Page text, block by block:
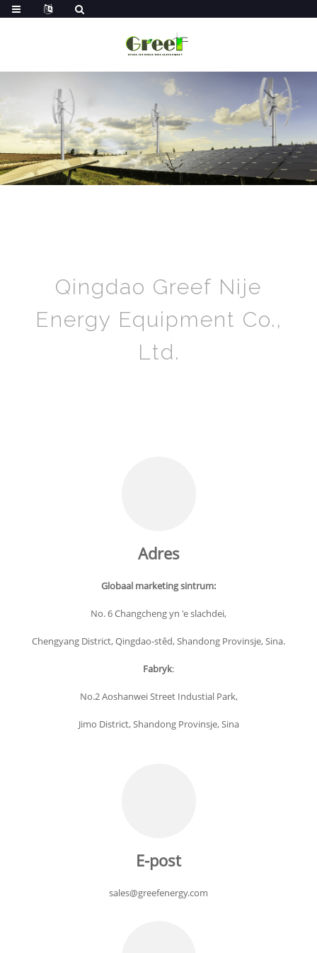
Qingdao Greef Nije
Energy Equipment Co.,
Ltd.
Adres
Globaal marketing sintrum:
No. 6 Changcheng yn 'e slachdei,
Chengyang District, Qingdao-stêd, Shandong Provinsje, Sina.
Fabryk:
No.2 Aoshanwei Street Industial Park,
Jimo District, Shandong Provinsje, Sina
E-post
sales@greefenergy.com